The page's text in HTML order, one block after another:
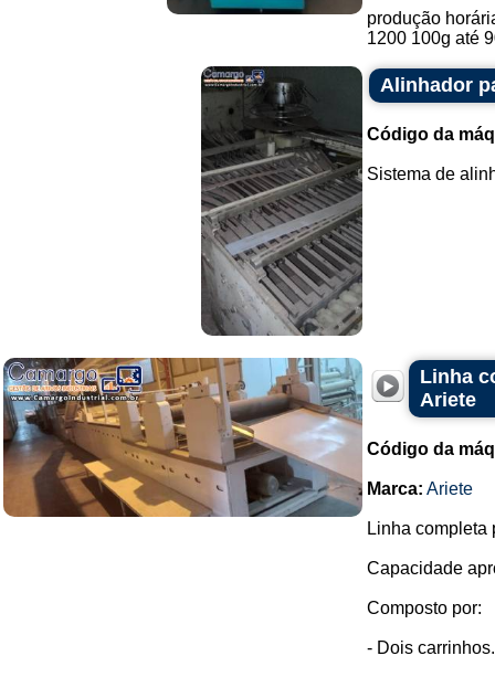
produção
1200 100g até
Alinhador
Código da
Sistema de
Linha
Ariete
Código da
Marca: Ariete
Linha completa
Capacidade
Composto por:
- Dois carrinhos.